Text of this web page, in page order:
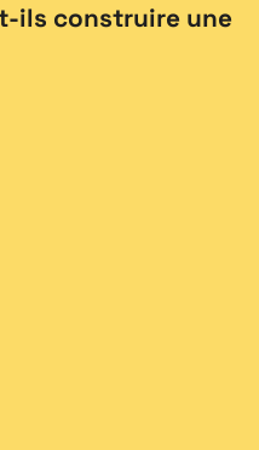
ils construire une